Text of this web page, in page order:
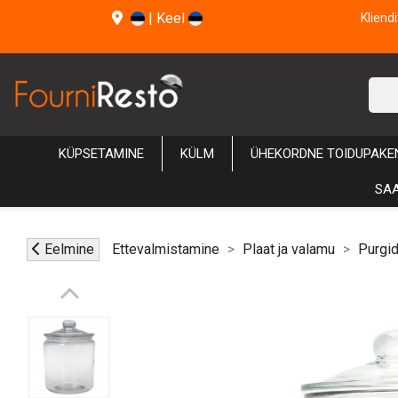
| Keel
KÜPSETAMINE KÜLM ÜHEKORDNE
Eelmine Ettevalmistamine Plaat ja valamu Purgid